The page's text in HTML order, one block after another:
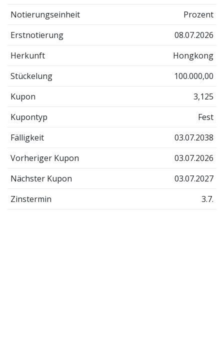
Notierungseinheit
Prozent
Erstnotierung
08.07.2026
Herkunft
Hongkong
Stückelung
100.000,00
Kupon
3,125
Kupontyp
Fest
Fälligkeit
03.07.2038
Vorheriger Kupon
03.07.2026
Nächster Kupon
03.07.2027
Zinstermin
3.7.